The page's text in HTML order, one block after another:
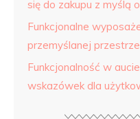
się do zakupu z myślą
Funkcjonalne
przemyślanej
Funkcjonalność w
wskazówek dla